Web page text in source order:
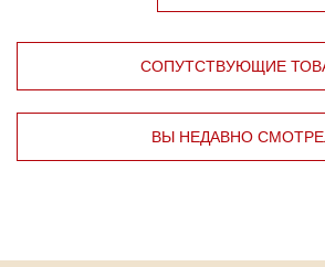
СОПУТСТВУЮЩИЕ
⇦
ВЫ НЕДАВНО